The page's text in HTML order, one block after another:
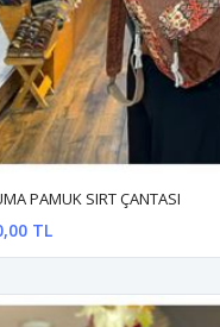
PAMUK SIRT ÇANTASI
TL